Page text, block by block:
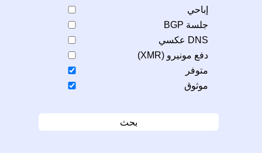
إباحي
جلسة BGP
DNS عكسي
دفع مونيرو (XMR)
متوفر
موثوق
بحث